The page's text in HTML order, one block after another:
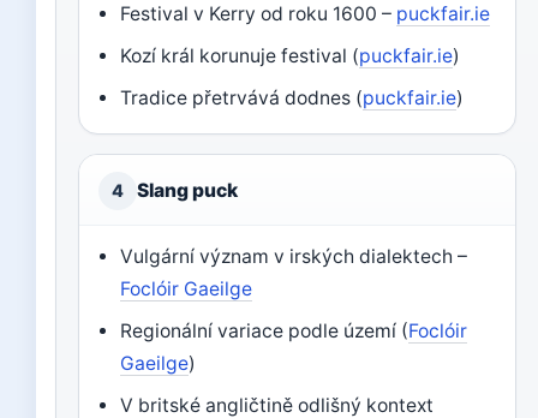
Festival v Kerry od roku 1600 – puckfair.ie
Kozí král korunuje festival (puckfair.ie)
Tradice přetrvává dodnes (puckfair.ie)
4 Slang puck
Vulgární význam v irských dialektech –
Foclóir Gaeilge
Regionální variace podle území (Foclóir
Gaeilge)
V britské angličtině odlišný kontext